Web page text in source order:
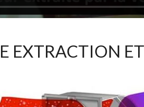
EXTRACTION